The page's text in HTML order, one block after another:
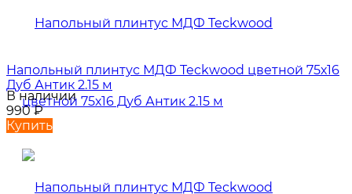
Напольный плинтус МДФ Teckwood цветной 75х16
Дуб Антик 2.15 м
В наличии
990₽
Купить